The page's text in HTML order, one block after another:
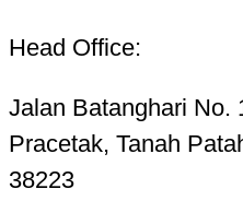
Head Office:
Jalan Batanghari No.
Pracetak, Tanah
38223